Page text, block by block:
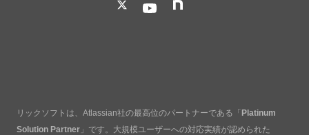
リックソフトは、Atlassian社の最高位のパートナーである「 Platinum
Solution Partner 」です。大規模ユーザーへの対応実績が認められた